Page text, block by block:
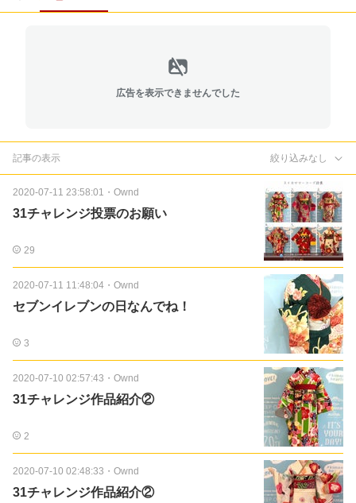
広告を表示できませんでした
記事の表示 絞り込みなし
2020-07-11 23:58:01 ・ Ownd
31チャレンジ投票のお願い
29
2020-07-11 11:48:04 ・ Ownd
セブンイレブンの日なんでね！
3
2020-07-10 02:57:43 ・ Ownd
31チャレンジ作品紹介②
2
2020-07-10 02:48:33 ・ Ownd
31チャレンジ作品紹介②